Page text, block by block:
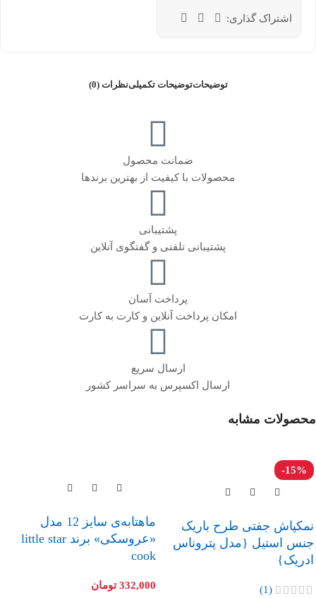
اشتراک گذاری:
توضیحاتتوضیحات تکمیلینظرات (0)
ضمانت محصول
محصولات با کیفیت از بهترین برندها
پشتیبانی
پشتیبانی تلفنی و گفتگوی آنلاین
پرداخت آسان
امکان پرداخت آنلاین و کارت به کارت
ارسال سریع
ارسال اکسپرس به سراسر کشور
محصولات مشابه
-15%
نمکپاش جفتی طرح باریک
جنس استیل {مدل پتروناس
ادریک}
(1)
ماهتابه‌ی سایز 12 مدل
«عروسکی» برند little star
cook
332,000 تومان